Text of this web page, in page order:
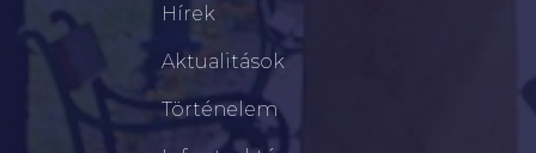
Hírek
Aktualitások
Történelem